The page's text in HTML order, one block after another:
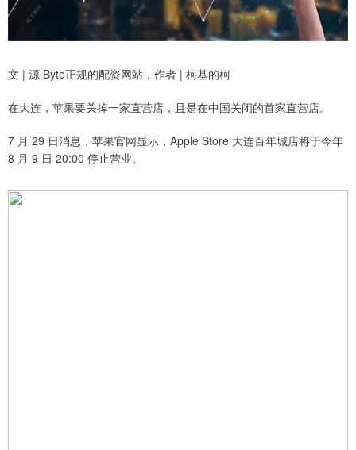
文 | 源 Byte正规的配资网站，作者 | 柯基的柯
在大连，苹果要关掉一家直营店，且是在中国关闭的首家直营店。
7 月 29 日消息，苹果官网显示，Apple Store 大连百年城店将于今年
8 月 9 日 20:00 停止营业。